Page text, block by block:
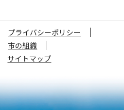
プライバシーポリシー
市の組織
サイトマップ